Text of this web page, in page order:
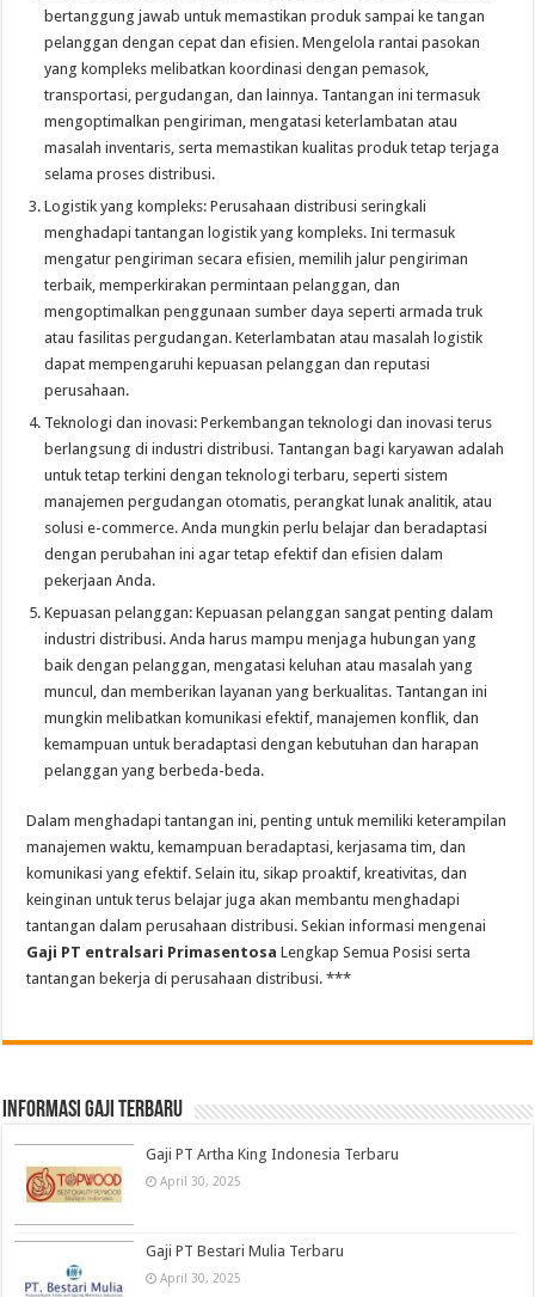
bertanggung jawab untuk memastikan produk sampai ke tangan
pelanggan dengan cepat dan efisien. Mengelola rantai pasokan
yang kompleks melibatkan koordinasi dengan pemasok,
transportasi, pergudangan, dan lainnya. Tantangan ini termasuk
mengoptimalkan pengiriman, mengatasi keterlambatan atau
masalah inventaris, serta memastikan kualitas produk tetap terjaga
selama proses distribusi.
Logistik yang kompleks: Perusahaan distribusi seringkali
menghadapi tantangan logistik yang kompleks. Ini termasuk
mengatur pengiriman secara efisien, memilih jalur pengiriman
terbaik, memperkirakan permintaan pelanggan, dan
mengoptimalkan penggunaan sumber daya seperti armada truk
atau fasilitas pergudangan. Keterlambatan atau masalah logistik
dapat mempengaruhi kepuasan pelanggan dan reputasi
perusahaan.
Teknologi dan inovasi: Perkembangan teknologi dan inovasi terus
berlangsung di industri distribusi. Tantangan bagi karyawan adalah
untuk tetap terkini dengan teknologi terbaru, seperti sistem
manajemen pergudangan otomatis, perangkat lunak analitik, atau
solusi e-commerce. Anda mungkin perlu belajar dan beradaptasi
dengan perubahan ini agar tetap efektif dan efisien dalam
pekerjaan Anda.
Kepuasan pelanggan: Kepuasan pelanggan sangat penting dalam
industri distribusi. Anda harus mampu menjaga hubungan yang
baik dengan pelanggan, mengatasi keluhan atau masalah yang
muncul, dan memberikan layanan yang berkualitas. Tantangan ini
mungkin melibatkan komunikasi efektif, manajemen konflik, dan
kemampuan untuk beradaptasi dengan kebutuhan dan harapan
pelanggan yang berbeda-beda.
Dalam menghadapi tantangan ini, penting untuk memiliki keterampilan
manajemen waktu, kemampuan beradaptasi, kerjasama tim, dan
komunikasi yang efektif. Selain itu, sikap proaktif, kreativitas, dan
keinginan untuk terus belajar juga akan membantu menghadapi
tantangan dalam perusahaan distribusi. Sekian informasi mengenai
Gaji PT entralsari Primasentosa Lengkap Semua Posisi serta
tantangan bekerja di perusahaan distribusi. ***
informasi gaji terbaru
Gaji PT Artha King Indonesia Terbaru
April 30, 2025
Gaji PT Bestari Mulia Terbaru
April 30, 2025